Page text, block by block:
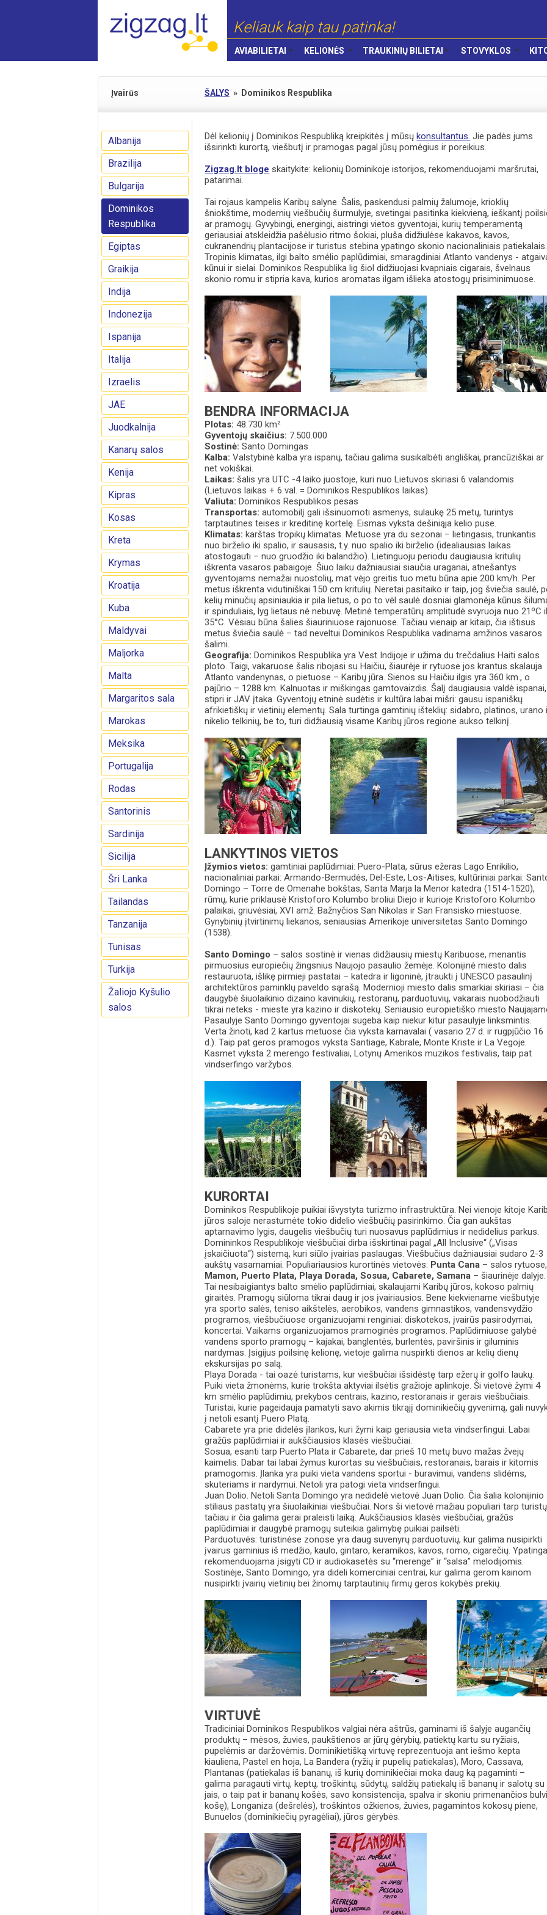
Keliauk kaip tau patinka!
AVIABILIETAI KELIONĖS TRAUKINIŲ BILIETAI STOVYKLOS
Įvairūs ŠALYS » Dominikos Respublika
Albanija
Brazilija
Bulgarija
Dominikos
Respublika
Egiptas
Graikija
Indija
Indonezija
Ispanija
Italija
Izraelis
JAE
Juodkalnija
Kanarų salos
Kenija
Kipras
Kosas
Kreta
Krymas
Kroatija
Kuba
Maldyvai
Maljorka
Malta
Margaritos sala
Marokas
Meksika
Portugalija
Rodas
Santorinis
Sardinija
Sicilija
Šri Lanka
Tailandas
Tanzanija
Tunisas
Turkija
Žaliojo Kyšulio
salos
Dėl kelionių į Dominikos Respubliką kreipkitės į mūsųkonsultantus. Jie padės jums
išsirinkti kurortą, viešbutį ir pramogas pagal jūsų pomėgius ir poreikius.
Zigzag.lt bloge skaitykite: kelionių Dominikoje istorijos, rekomenduojami maršrutai,
patarimai.
Tai rojaus kampelis Karibų salyne. Šalis, paskendusi palmių žalumoje, krioklių
šniokštime, modernių viešbučių šurmulyje, svetingai pasitinka kiekvieną, ieškantį
ar pramogų. Gyvybingi, energingi, aistringi vietos gyventojai, kurių temperamentą
geriausiai atskleidžia pašėlusio ritmo šokiai, pluša didžiulėse kakavos, kavos,
cukranendrių plantacijose ir turistus stebina ypatingo skonio nacionaliniais patiekalais.
Tropinis klimatas, ilgi balto smėlio paplūdimiai, smaragdiniai Atlanto vandenys -
kūnui ir sielai. Dominikos Respublika lig šiol didžiuojasi kvapniais cigarais, švelnaus
skonio romu ir stipria kava, kurios aromatas ilgam išlieka atostogų prisiminimuose.
BENDRA INFORMACIJA
Plotas: 48.730 km²
Gyventojų skaičius: 7.500.000
Sostinė:Santo Domingas
Kalba: Valstybinė kalba yra ispanų, tačiau galima susikalbėti angliškai, prancūziškai ar
net vokiškai.
Laikas: šalis yra UTC -4 laiko juostoje, kuri nuo Lietuvos skiriasi 6 valandomis
(Lietuvos laikas + 6 val. = Dominikos Respublikos laikas).
Valiuta:Dominikos Respublikos pesas
Transportas:automobilį gali išsinuomoti asmenys, sulaukę 25 metų, turintys
tarptautines teises ir kreditinę kortelę. Eismas vyksta dešiniąja kelio puse.
Klimatas:karštas tropikų klimatas. Metuose yra du sezonai – lietingasis, trunkantis
nuo birželio iki spalio, ir sausasis, t.y. nuo spalio iki birželio (idealiausias laikas
atostogauti – nuo gruodžio iki balandžio). Lietinguoju periodu daugiausia kritulių
iškrenta vasaros pabaigoje. Šiuo laiku dažniausiai siaučia uraganai, atnešantys
gyventojams nemažai nuostolių, mat vėjo greitis tuo metu būna apie 200 km/h. Per
metus iškrenta vidutiniškai 150 cm kritulių. Neretai pasitaiko ir taip, jog šviečia saulė,
kelių minučių apsiniaukia ir pila lietus, o po to vėl saulė dosniai glamonėja kūnus
ir spinduliais, lyg lietaus nė nebuvę. Metinė temperatūrų amplitudė svyruoja nuo 21ºC
35°C. Vėsiau būna šalies šiauriniuose rajonuose. Tačiau vienaip ar kitaip, čia ištisus
metus šviečia saulė – tad neveltui Dominikos Respublika vadinama amžinos vasaros
šalimi.
Geografija: Dominikos Respublika yra Vest Indijoje ir užima du trečdalius Haiti salos
ploto. Taigi, vakaruose šalis ribojasi su Haičiu, šiaurėje ir rytuose jos krantus skalauja
Atlanto vandenynas, o pietuose – Karibų jūra. Sienos su Haičiu ilgis yra 360 km., o
pajūrio – 1288 km. Kalnuotas ir miškingas gamtovaizdis. Šalį daugiausia valdė ispanai,
stipri ir JAV įtaka. Gyventojų etninė sudėtis ir kultūra labai mišri: gausu ispaniškų
afrikietiškų ir vietinių elementų. Sala turtinga gamtinių išteklių: sidabro, platinos, urano
nikelio telkinių, be to, turi didžiausią visame Karibų jūros regione aukso telkinį.
LANKYTINOS VIETOS
Įžymios vietos:gamtiniai paplūdimiai: Puero-Plata, sūrus ežeras Lago Enrikilio,
nacionaliniai parkai: Armando-Bermudės, Del-Este, Los-Aitises, kultūriniai parkai:
Domingo – Torre de Omenahe bokštas, Santa Marja la Menor katedra (1514-1520),
rūmų, kurie priklausė Kristoforo Kolumbo broliui Diejo ir kurioje Kristoforo Kolumbo
palaikai, griuvėsiai, XVI amž. Bažnyčios San Nikolas ir San Fransisko miestuose.
Gynybinių įtvirtinimų liekanos, seniausias Amerikoje universitetas Santo Domingo
(1538).
Santo Domingo – salos sostinė ir vienas didžiausių miestų Karibuose, menantis
pirmuosius europiečių žingsnius Naujojo pasaulio žemėje. Kolonijinė miesto dalis
restauruota, išlikę pirmieji pastatai – katedra ir ligoninė, įtraukti į UNESCO pasaulinį
architektūros paminklų paveldo sąrašą. Modernioji miesto dalis smarkiai skiriasi – čia
daugybė šiuolaikinio dizaino kavinukių, restoranų, parduotuvių, vakarais nuobodžiauti
tikrai neteks - mieste yra kazino ir diskotekų. Seniausio europietiško miesto
Pasaulyje Santo Domingo gyventojai sugeba kaip niekur kitur pasaulyje linksmintis.
Verta žinoti, kad 2 kartus metuose čia vyksta karnavalai ( vasario 27 d. ir rugpjūčio 16
d.). Taip pat geros pramogos vyksta Santiage, Kabrale, Monte Kriste ir La Vegoje.
Kasmet vyksta 2 merengo festivaliai, Lotynų Amerikos muzikos festivalis, taip pat
vindserfingo varžybos.
KURORTAI
Dominikos Respublikoje puikiai išvystyta turizmo infrastruktūra. Nei vienoje kitoje
jūros saloje nerastumėte tokio didelio viešbučių pasirinkimo. Čia gan aukštas
aptarnavimo lygis, daugelis viešbučių turi nuosavus paplūdimius ir nedidelius parkus.
Domininkos Respublikoje viešbučiai dirba išskirtinai pagal „All Inclusive“ („Visas
įskaičiuota“) sistemą, kuri siūlo įvairias paslaugas. Viešbučius dažniausiai sudaro 2-3
aukštų vasarnamiai. Populiariausios kurortinės vietovės: Punta Cana – salos rytuose,
Mamon, Puerto Plata, Playa Dorada, Sosua, Cabarete, Samana – šiaurinėje dalyje.
Tai nesibaigiantys balto smėlio paplūdimiai, skalaujami Karibų jūros, kokoso palmių
giraitės. Pramogų siūloma tikrai daug ir jos įvairiausios. Bene kiekviename viešbutyje
yra sporto salės, teniso aikštelės, aerobikos, vandens gimnastikos, vandensvydžio
programos, viešbučiuose organizuojami renginiai: diskotekos, įvairūs pasirodymai,
koncertai. Vaikams organizuojamos pramoginės programos. Paplūdimiuose galybė
vandens sporto pramogų – kajakai, banglentės, burlentės, paviršinis ir giluminis
nardymas. Įsigijus poilsinę kelionę, vietoje galima nuspirkti dienos ar kelių dienų
ekskursijas po salą.
Playa Dorada - tai oazė turistams, kur viešbučiai išsidėstę tarp ežerų ir golfo laukų.
Puiki vieta žmonėms, kurie trokšta aktyviai ilsėtis gražioje aplinkoje. Ši vietovė žymi 4
km smėlio paplūdimiu, prekybos centrais, kazino, restoranais ir gerais viešbučiais.
Turistai, kurie pageidauja pamatyti savo akimis tikrąjį dominikiečių gyvenimą, gali
į netoli esantį Puero Platą.
Cabarete yra prie didelės įlankos, kuri žymi kaip geriausia vieta vindserfingui. Labai
gražūs paplūdimiai ir aukščiausios klasės viešbučiai.
Sosua, esanti tarp Puerto Plata ir Cabarete, dar prieš 10 metų buvo mažas žvejų
kaimelis. Dabar tai labai žymus kurortas su viešbučiais, restoranais, barais ir kitomis
pramogomis. Įlanka yra puiki vieta vandens sportui - buravimui, vandens slidėms,
skuteriams ir nardymui. Netoli yra patogi vieta vindserfingui.
Juan Dolio. Netoli Santa Domingo yra nedidelė vietovė Juan Dolio. Čia šalia kolonijinio
stiliaus pastatų yra šiuolaikiniai viešbučiai. Nors ši vietovė mažiau populiari tarp
tačiau ir čia galima gerai praleisti laiką. Aukščiausios klasės viešbučiai, gražūs
paplūdimiai ir daugybė pramogų suteikia galimybę puikiai pailsėti.
Parduotuvės: turistinėse zonose yra daug suvenyrų parduotuvių, kur galima nusipirkti
įvairus gaminius iš medžio, kaulo, gintaro, keramikos, kavos, romo, cigarečių.
rekomenduojama įsigyti CD ir audiokasetės su “merenge” ir “salsa” melodijomis.
Sostinėje, Santo Domingo, yra dideli komerciniai centrai, kur galima gerom kainom
nusipirkti įvairių vietinių bei žinomų tarptautinių firmų geros kokybės prekių.
VIRTUVĖ
Tradiciniai Dominikos Respublikos valgiai nėra aštrūs, gaminami iš šalyje augančių
produktų – mėsos, žuvies, paukštienos ar jūrų gėrybių, patiektų kartu su ryžiais,
pupelėmis ar daržovėmis. Dominikietišką virtuvę reprezentuoja ant iešmo kepta
kiauliena, Pastel en hoja, La Bandera (ryžių ir pupelių patiekalas), Moro, Cassava,
Plantanas (patiekalas iš bananų, iš kurių dominikiečiai moka daug ką pagaminti –
galima paragauti virtų, keptų, troškintų, sūdytų, saldžių patiekalų iš bananų ir salotų su
jais, o taip pat ir bananų košės, savo konsistencija, spalva ir skoniu primenančios
košę), Longaniza (dešrelės), troškintos ožkienos, žuvies, pagamintos kokosų piene,
Bunuelos (dominikiečių pyragėliai), jūros gėrybės.